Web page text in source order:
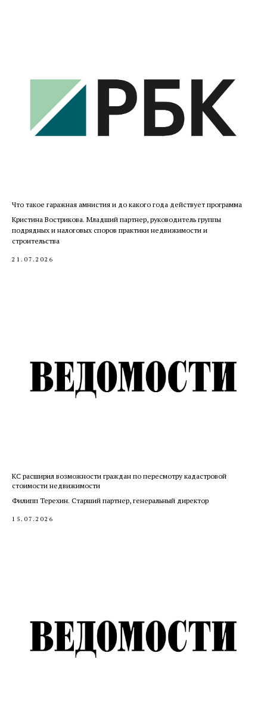
Что такое гаражная амнистия и до какого года действует программа
Кристина Вострикова. Младший партнер, руководитель группы
подрядных и налоговых споров практики недвижимости и
строительства
21.07.2026
КС расширил возможности граждан по пересмотру кадастровой
стоимости недвижимости
Филипп Терехин. Старший партнер, генеральный директор
15.07.2026